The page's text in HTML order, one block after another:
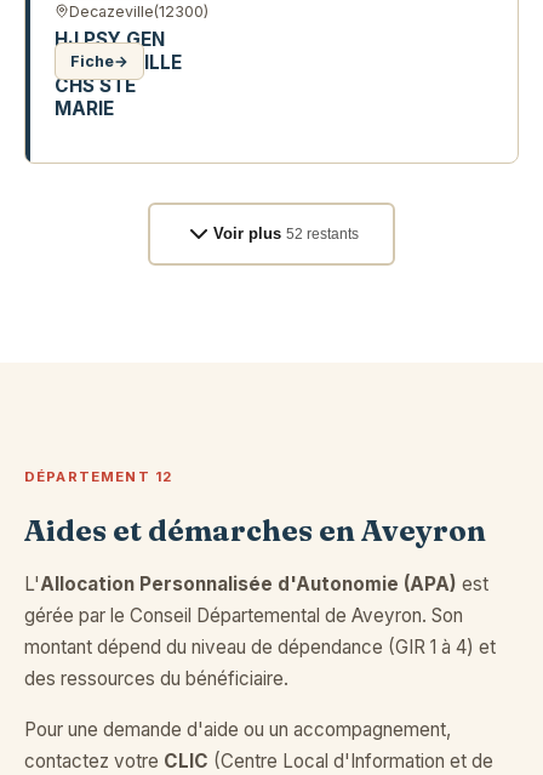
Decazeville(12300)
HJ PSY GEN
DECAZEVILLE
CHS STE
MARIE
Fiche→
Voir plus 52 restants
DÉPARTEMENT 12
Aides et démarches en Aveyron
L'Allocation Personnalisée d'Autonomie (APA) est
gérée par le Conseil Départemental de Aveyron. Son
montant dépend du niveau de dépendance (GIR 1 à 4) et
des ressources du bénéficiaire.
Pour une demande d'aide ou un accompagnement,
contactez votre CLIC (Centre Local d'Information et de